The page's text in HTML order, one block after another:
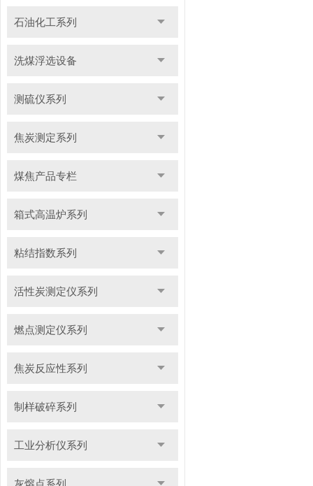
石油化工系列
洗煤浮选设备
测硫仪系列
焦炭测定系列
煤焦产品专栏
箱式高温炉系列
粘结指数系列
活性炭测定仪系列
燃点测定仪系列
焦炭反应性系列
制样破碎系列
工业分析仪系列
灰熔点系列